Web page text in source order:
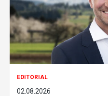
EDITORIAL
02.08.2026